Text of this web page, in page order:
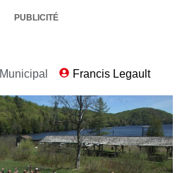
PUBLICITÉ
Municipal Francis Legault